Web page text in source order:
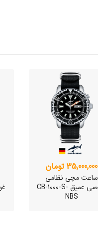
35,000,000 تومان
ساعت مچی نظامی
غواصی عمیق CB-1000-S-
NBS